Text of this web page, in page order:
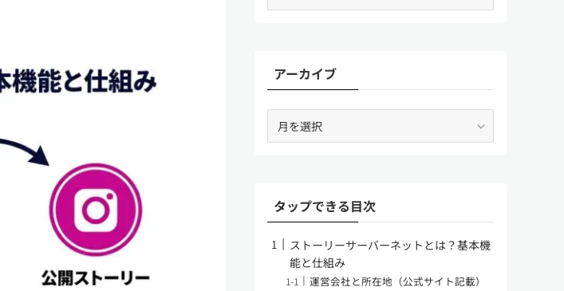
アーカイブ
タップできる目次
ストーリーサーバーネットとは？基本機
能と仕組み
運営会社と所在地（公式サイト記載）